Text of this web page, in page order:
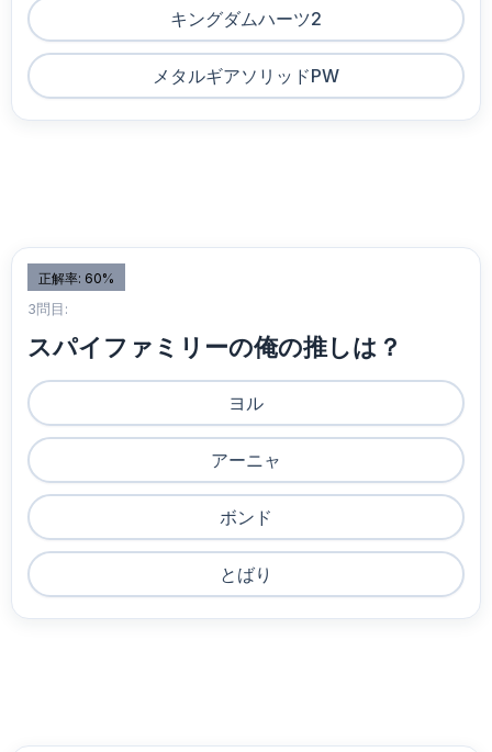
キングダムハーツ2
メタルギアソリッドPW
正解率: 60%
3問目:
スパイファミリーの俺の推しは？
ヨル
アーニャ
ボンド
とばり